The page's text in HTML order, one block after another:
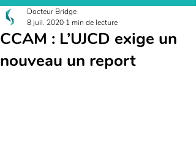
CCAM : L’UJCD exige un
nouveau un report
Docteur Bridge
8 juil. 2020 1 min de lecture